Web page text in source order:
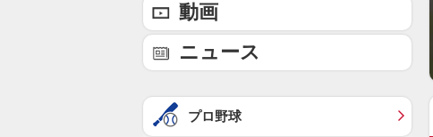
動画
ニュース
プロ野球